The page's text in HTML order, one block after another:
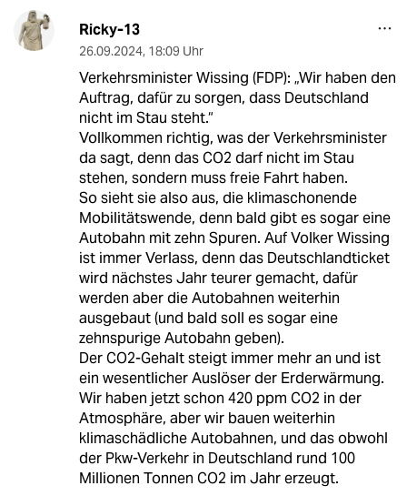
Ricky-13
26.09.2024, 18:09 Uhr
Verkehrsminister Wissing (FDP): „Wir haben den
Auftrag, dafür zu sorgen, dass Deutschland
nicht im Stau steht.“
Vollkommen richtig, was der Verkehrsminister
da sagt, denn das CO2 darf nicht im Stau
stehen, sondern muss freie Fahrt haben.
So sieht sie also aus, die klimaschonende
Mobilitätswende, denn bald gibt es sogar eine
Autobahn mit zehn Spuren. Auf Volker Wissing
ist immer Verlass, denn das Deutschlandticket
wird nächstes Jahr teurer gemacht, dafür
werden aber die Autobahnen weiterhin
ausgebaut (und bald soll es sogar eine
zehnspurige Autobahn geben).
Der CO2-Gehalt steigt immer mehr an und ist
ein wesentlicher Auslöser der Erderwärmung.
Wir haben jetzt schon 420 ppm CO2 in der
Atmosphäre, aber wir bauen weiterhin
klimaschädliche Autobahnen, und das obwohl
der Pkw-Verkehr in Deutschland rund 100
Millionen Tonnen CO2 im Jahr erzeugt.